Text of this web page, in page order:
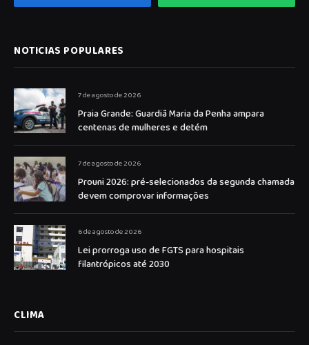
NOTICIAS POPULARES
7 de agosto de 2026
Praia Grande: Guardiã Maria da Penha ampara
centenas de mulheres e detém
7 de agosto de 2026
Prouni 2026: pré-selecionados da segunda chamada
devem comprovar informações
6 de agosto de 2026
Lei prorroga uso de FGTS para hospitais
filantrópicos até 2030
CLIMA